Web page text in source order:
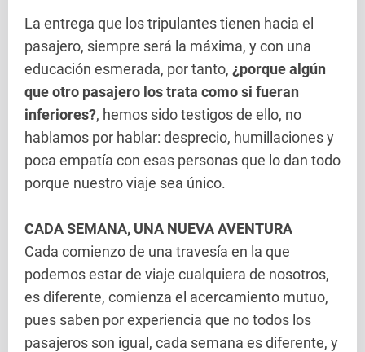
La entrega que los tripulantes tienen hacia el
pasajero, siempre será la máxima, y con una
educación esmerada, por tanto, ¿porque algún
que otro pasajero los trata como si fueran
inferiores?, hemos sido testigos de ello, no
hablamos por hablar: desprecio, humillaciones y
poca empatía con esas personas que lo dan todo
porque nuestro viaje sea único.
CADA SEMANA, UNA NUEVA AVENTURA
Cada comienzo de una travesía en la que
podemos estar de viaje cualquiera de nosotros,
es diferente, comienza el acercamiento mutuo,
pues saben por experiencia que no todos los
pasajeros son igual, cada semana es diferente, y